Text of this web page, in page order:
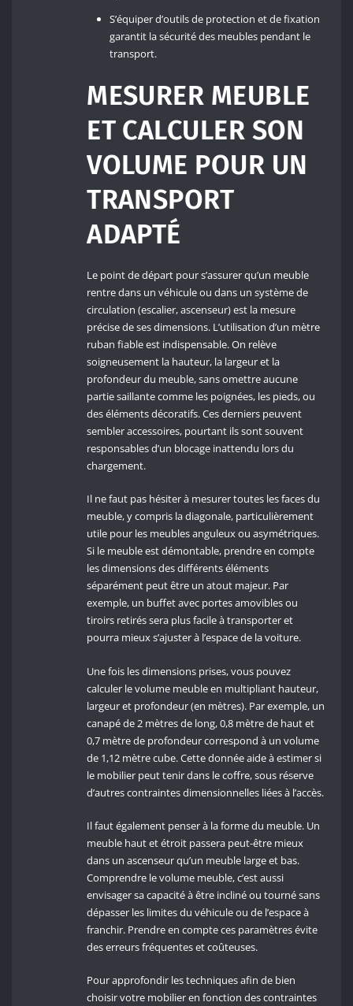
S’équiper d’outils de protection et de fixation
garantit la sécurité des meubles pendant le
transport.
MESURER MEUBLE
ET CALCULER SON
VOLUME POUR UN
TRANSPORT
ADAPTÉ
Le point de départ pour s’assurer qu’un meuble
rentre dans un véhicule ou dans un système de
circulation (escalier, ascenseur) est la mesure
précise de ses dimensions. L’utilisation d’un mètre
ruban fiable est indispensable. On relève
soigneusement la hauteur, la largeur et la
profondeur du meuble, sans omettre aucune
partie saillante comme les poignées, les pieds, ou
des éléments décoratifs. Ces derniers peuvent
sembler accessoires, pourtant ils sont souvent
responsables d’un blocage inattendu lors du
chargement.
Il ne faut pas hésiter à mesurer toutes les faces du
meuble, y compris la diagonale, particulièrement
utile pour les meubles anguleux ou asymétriques.
Si le meuble est démontable, prendre en compte
les dimensions des différents éléments
séparément peut être un atout majeur. Par
exemple, un buffet avec portes amovibles ou
tiroirs retirés sera plus facile à transporter et
pourra mieux s’ajuster à l’espace de la voiture.
Une fois les dimensions prises, vous pouvez
calculer le volume meuble en multipliant hauteur,
largeur et profondeur (en mètres). Par exemple, un
canapé de 2 mètres de long, 0,8 mètre de haut et
0,7 mètre de profondeur correspond à un volume
de 1,12 mètre cube. Cette donnée aide à estimer si
le mobilier peut tenir dans le coffre, sous réserve
d’autres contraintes dimensionnelles liées à l’accès.
Il faut également penser à la forme du meuble. Un
meuble haut et étroit passera peut-être mieux
dans un ascenseur qu’un meuble large et bas.
Comprendre le volume meuble, c’est aussi
envisager sa capacité à être incliné ou tourné sans
dépasser les limites du véhicule ou de l’espace à
franchir. Prendre en compte ces paramètres évite
des erreurs fréquentes et coûteuses.
Pour approfondir les techniques afin de bien
choisir votre mobilier en fonction des contraintes